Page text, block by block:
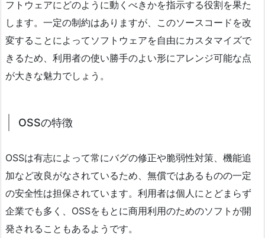
フトウェアにどのように動くべきかを指示する役割を果た
します。一定の制約はありますが、このソースコードを改
変することによってソフトウェアを自由にカスタマイズで
きるため、利用者の使い勝手のよい形にアレンジ可能な点
が大きな魅力でしょう。
OSSの特徴
OSSは有志によって常にバグの修正や脆弱性対策、機能追
加など改良がなされているため、無償ではあるものの一定
の安全性は担保されています。利用者は個人にとどまらず
企業でも多く、OSSをもとに商用利用のためのソフトが開
発されることもあるようです。